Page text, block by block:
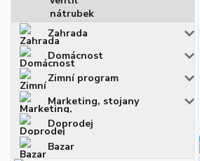
nátrubek
Zahrada
Domácnost
Zimní program
Marketing, stojany
Doprodej
Bazar